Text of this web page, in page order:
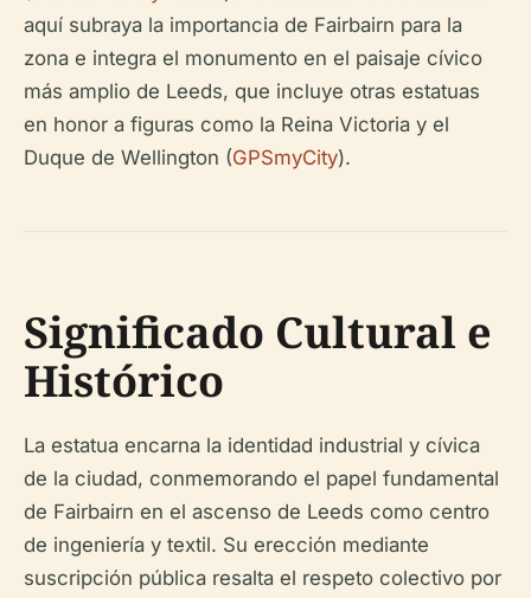
aquí subraya la importancia de Fairbairn para la
zona e integra el monumento en el paisaje cívico
más amplio de Leeds, que incluye otras estatuas
en honor a figuras como la Reina Victoria y el
Duque de Wellington (GPSmyCity).
Significado Cultural e
Histórico
La estatua encarna la identidad industrial y cívica
de la ciudad, conmemorando el papel fundamental
de Fairbairn en el ascenso de Leeds como centro
de ingeniería y textil. Su erección mediante
suscripción pública resalta el respeto colectivo por